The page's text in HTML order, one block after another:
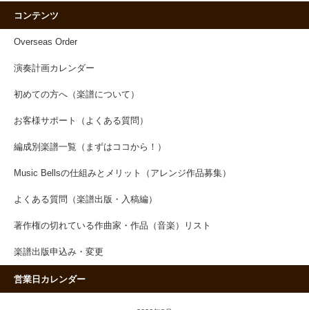
コンテンツ
Overseas Order
演奏計画カレンダー
初めての方へ（楽譜について）
お客様サポート（よくある質問）
編成別楽譜一覧（まずはココから！）
Music Bellsの仕組みとメリット（アレンジ作品募集）
よくある質問（楽譜出版・入稿編）
著作権の切れている作曲家・作品（音楽）リスト
楽譜出版申込み・変更
営業日カレンダー